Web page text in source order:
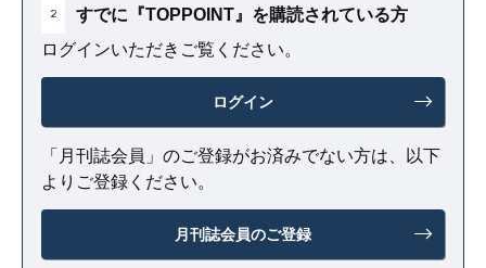
2
すでに『TOPPOINT』を購読されている方
ログインいただきご覧ください。
ログイン
「月刊誌会員」のご登録がお済みでない方は、以下
よりご登録ください。
月刊誌会員のご登録